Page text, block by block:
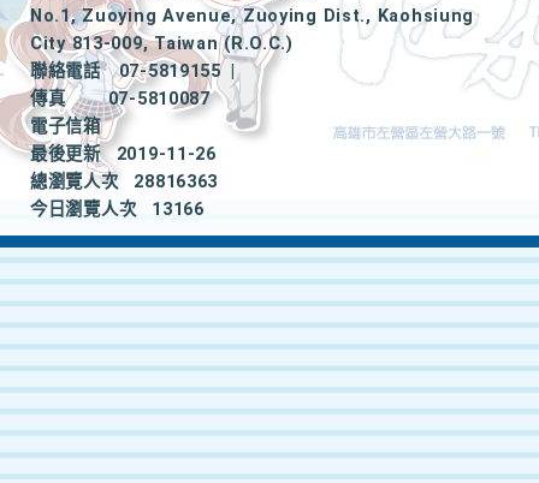
No.1, Zuoying Avenue, Zuoying Dist., Kaohsiung
City 813-009, Taiwan (R.O.C.)
聯絡電話
07-5819155
|
傳真
07-5810087
電子信箱
最後更新
2019-11-26
總瀏覽人次
28816363
今日瀏覽人次
13166